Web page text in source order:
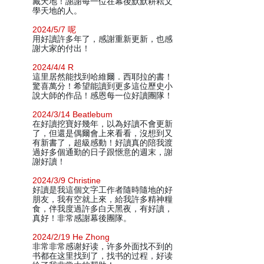
學天地的人。
2024/5/7 呢
用好讀許多年了，感謝重新更新，也感
謝大家的付出！
2024/4/4 R
這里居然能找到哈維爾．西耶拉的書！
驚喜萬分！希望能讀到更多這位歷史小
說大師的作品！感恩每一位好讀團隊！
2024/3/14 Beatlebum
在好讀挖寶好幾年，以為好讀不會更新
了，但還是偶爾會上來看看，沒想到又
有新書了，超級感動！好讀真的陪我渡
過好多個通勤的日子跟愜意的週末，謝
謝好讀！
2024/3/9 Christine
好讀是我這個文字工作者隨時隨地的好
朋友，我有空就上來，給我許多精神糧
食，伴我度過許多白天黑夜，有好讀，
真好！非常感謝幕後團隊。
2024/2/19 He Zhong
非常非常感谢好读，许多外面找不到的
书都在这里找到了，找书的过程，好读